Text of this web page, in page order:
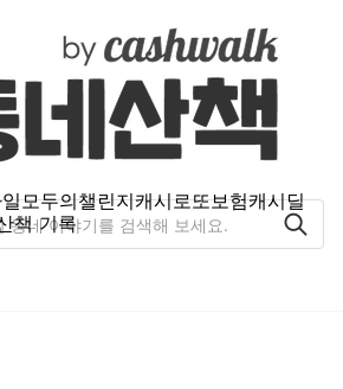
모두의챌린지캐시로또보험캐시딜
책 기록